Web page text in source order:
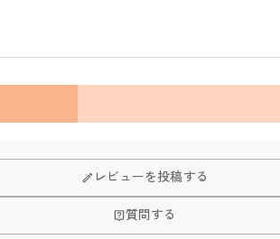
レビューを投稿する
質問する